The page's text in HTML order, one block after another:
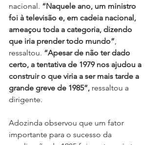
nacional. “Naquele ano, um ministro
foi à televisão e, em cadeia nacional,
ameaçou toda a categoria, dizendo
que iria prender todo mundo”,
ressaltou. “Apesar de não ter dado
certo, a tentativa de 1979 nos ajudou a
construir o que viria a ser mais tarde a
grande greve de 1985”, ressaltou a
dirigente.
Adozinda observou que um fator
importante para o sucesso da